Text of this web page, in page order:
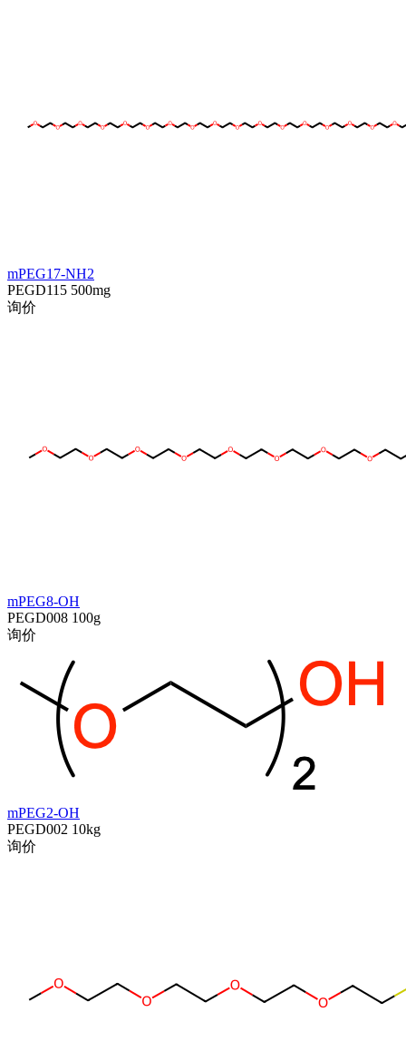
mPEG17-NH2
PEGD115 500mg
询价
mPEG8-OH
PEGD008 100g
询价
mPEG2-OH
PEGD002 10kg
询价